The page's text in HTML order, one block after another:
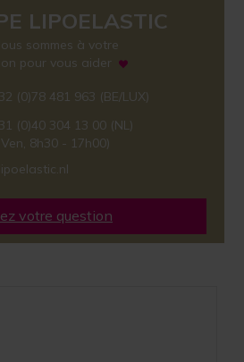
LIPOELASTIC
sommes à votre
pour vous aider
(0)78 481 963 (BE/LUX)
(0)40 304 13 00 (NL)
8h30 - 17h00)
votre question